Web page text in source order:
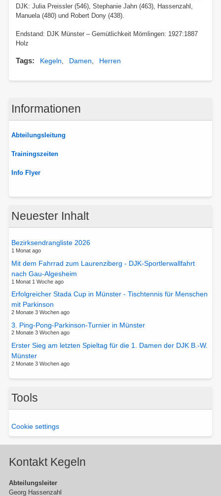
DJK: Julia Preissler (546), Stephanie Jahn (463), Hassenzahl,
Manuela (480) und Robert Dony (438).
Endstand: DJK Münster – Gemütlichkeit Mömlingen: 1927:1887
Holz
Tags Kegeln Damen Herren
Informationen
Abteilungsleitung
Trainingszeiten
Info Flyer
Neuester Inhalt
Bezirksendrangliste 2026
1 Monat ago
Mit dem Fahrrad zum Laurenziberg - DJK-Sportlerwallfahrt
nach Gau-Algesheim
1 Monat 1 Woche ago
Erfolgreicher Stada Cup in Münster - Tischtennis für Menschen
mit Parkinson
2 Monate 3 Wochen ago
3. Ping-Pong-Parkinson-Turnier in Münster
2 Monate 3 Wochen ago
Erster Sieg am letzten Spieltag für die 1. Damen der DJK B.-W.
Münster
2 Monate 3 Wochen ago
Tools
Cookie settings
Kontakt Kegeln
Abteilungsleiter
Georg Hassenzahl